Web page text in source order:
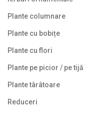
Plante columnare
Plante cu bobițe
Plante cu flori
Plante pe picior / pe tijă
Plante târâtoare
Reduceri